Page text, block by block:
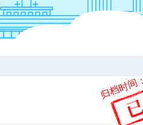
归档时